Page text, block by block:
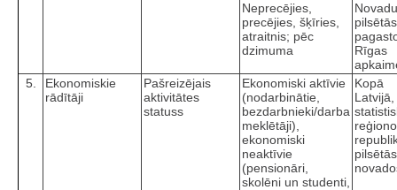
Neprecējies,
precējies, šķīries,
atraitnis; pēc
dzimuma
Novadu
Rīgas
5.
Ekonomiskie
rādītāji
Pašreizējais
aktivitātes
statuss
Ekonomiski aktīvie
(nodarbinātie,
bezdarbnieki/darba
meklētāji),
ekonomiski
neaktīvie
(pensionāri,
skolēni un studenti,
Kopā
Latvijā,